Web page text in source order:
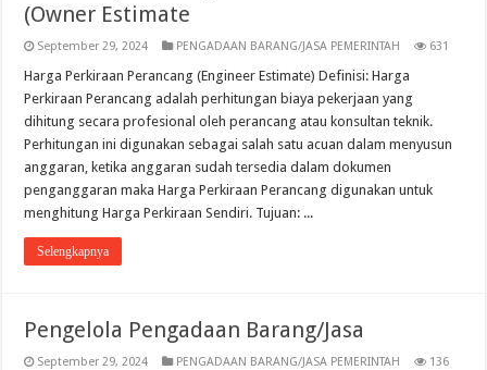
(Owner Estimate
September 29, 2024 PENGADAAN BARANG/JASA PEMERINTAH 631
Harga Perkiraan Perancang (Engineer Estimate) Definisi: Harga
Perkiraan Perancang adalah perhitungan biaya pekerjaan yang
dihitung secara profesional oleh perancang atau konsultan teknik.
Perhitungan ini digunakan sebagai salah satu acuan dalam menyusun
anggaran, ketika anggaran sudah tersedia dalam dokumen
penganggaran maka Harga Perkiraan Perancang digunakan untuk
menghitung Harga Perkiraan Sendiri. Tujuan: ...
Selengkapnya
Pengelola Pengadaan Barang/Jasa
September 29, 2024 PENGADAAN BARANG/JASA PEMERINTAH 136